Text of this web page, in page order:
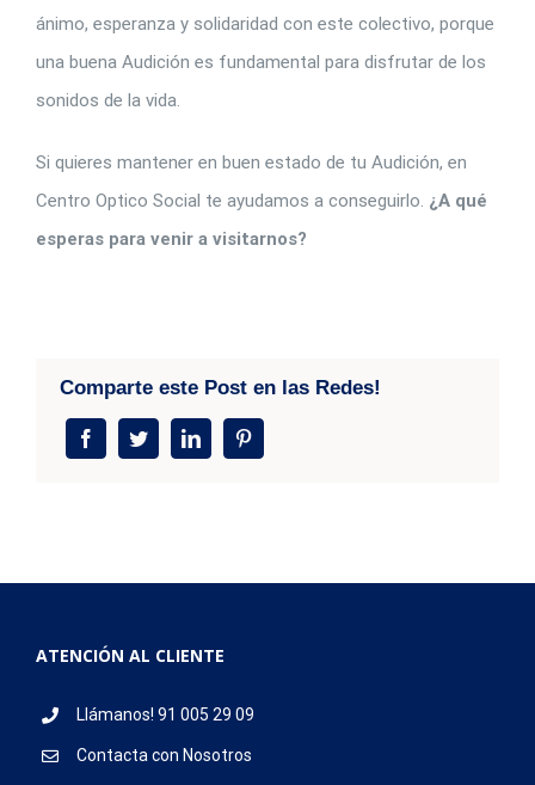
ánimo, esperanza y solidaridad con este colectivo, porque
una buena Audición es fundamental para disfrutar de los
sonidos de la vida.
Si quieres mantener en buen estado de tu Audición, en
Centro Optico Social te ayudamos a conseguirlo. ¿A qué
esperas para venir a visitarnos?
Comparte este Post en las Redes!
ATENCIÓN AL CLIENTE
Llámanos! 91 005 29 09
Contacta con Nosotros